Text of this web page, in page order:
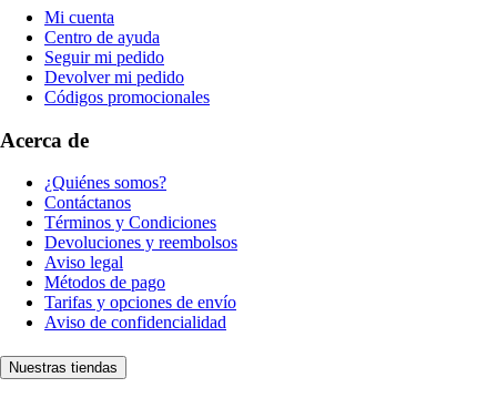
Mi cuenta
Centro de ayuda
Seguir mi pedido
Devolver mi pedido
Códigos promocionales
Acerca de
¿Quiénes somos?
Contáctanos
Términos y Condiciones
Devoluciones y reembolsos
Aviso legal
Métodos de pago
Tarifas y opciones de envío
Aviso de confidencialidad
Nuestras tiendas